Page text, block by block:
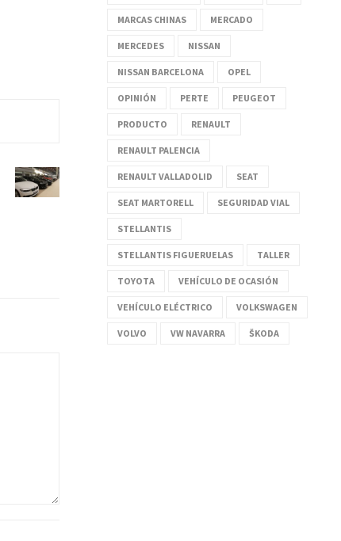
MARCAS CHINAS MERCADO
MERCEDES NISSAN
NISSAN BARCELONA OPEL
OPINIÓN PERTE PEUGEOT
PRODUCTO RENAULT
RENAULT PALENCIA
RENAULT VALLADOLID SEAT
SEAT MARTORELL SEGURIDAD VIAL
STELLANTIS
STELLANTIS FIGUERUELAS TALLER
TOYOTA VEHÍCULO DE OCASIÓN
VEHÍCULO ELÉCTRICO VOLKSWAGEN
VOLVO VW NAVARRA ŠKODA